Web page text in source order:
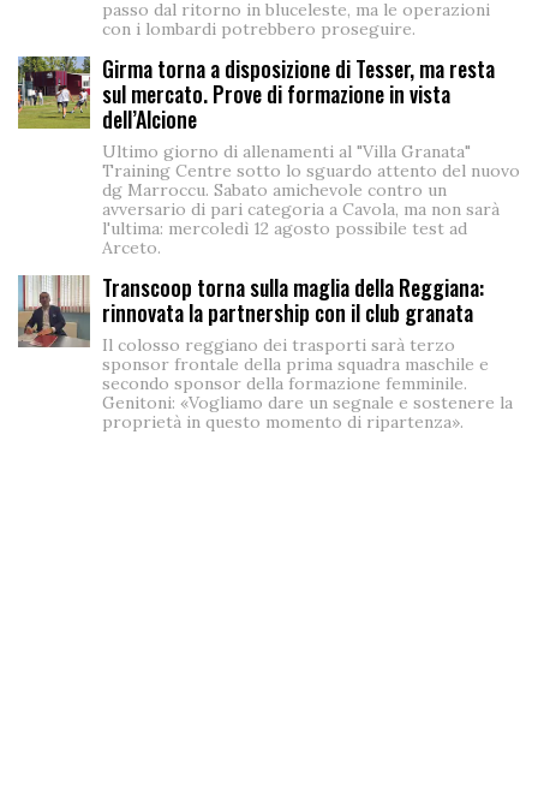
passo dal ritorno in bluceleste, ma le operazioni
con i lombardi potrebbero proseguire.
Girma torna a disposizione di Tesser, ma resta
sul mercato. Prove di formazione in vista
dell’Alcione
Ultimo giorno di allenamenti al "Villa Granata"
Training Centre sotto lo sguardo attento del nuovo
dg Marroccu. Sabato amichevole contro un
avversario di pari categoria a Cavola, ma non sarà
l'ultima: mercoledì 12 agosto possibile test ad
Arceto.
Transcoop torna sulla maglia della Reggiana:
rinnovata la partnership con il club granata
Il colosso reggiano dei trasporti sarà terzo
sponsor frontale della prima squadra maschile e
secondo sponsor della formazione femminile.
Genitoni: «Vogliamo dare un segnale e sostenere la
proprietà in questo momento di ripartenza».